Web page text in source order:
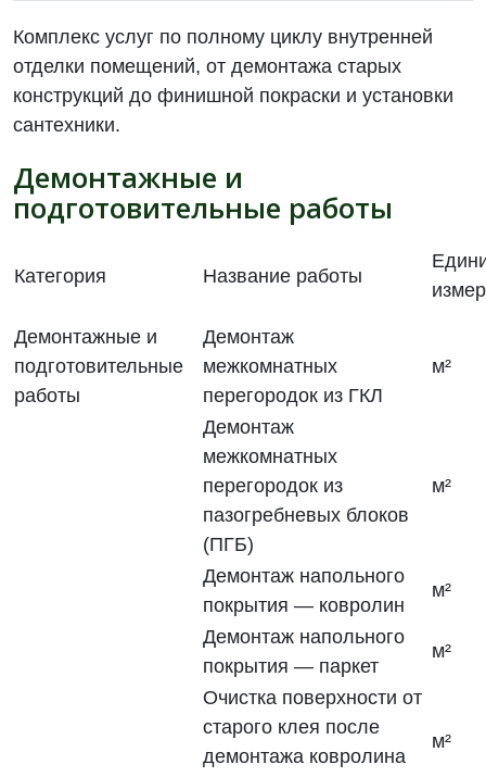
Комплекс услуг по полному циклу внутренней
отделки помещений, от демонтажа старых
конструкций до финишной покраски и установки
сантехники.
Демонтажные и
подготовительные работы
Категория Название работы
Демонтажные и
подготовительные
работы
Демонтаж
межкомнатных
перегородок из ГКЛ
м²
Демонтаж
межкомнатных
перегородок из
пазогребневых блоков
(ПГБ)
м²
Демонтаж напольного
покрытия — ковролин
м²
Демонтаж напольного
покрытия — паркет
м²
Очистка поверхности от
старого клея после
демонтажа ковролина
м²